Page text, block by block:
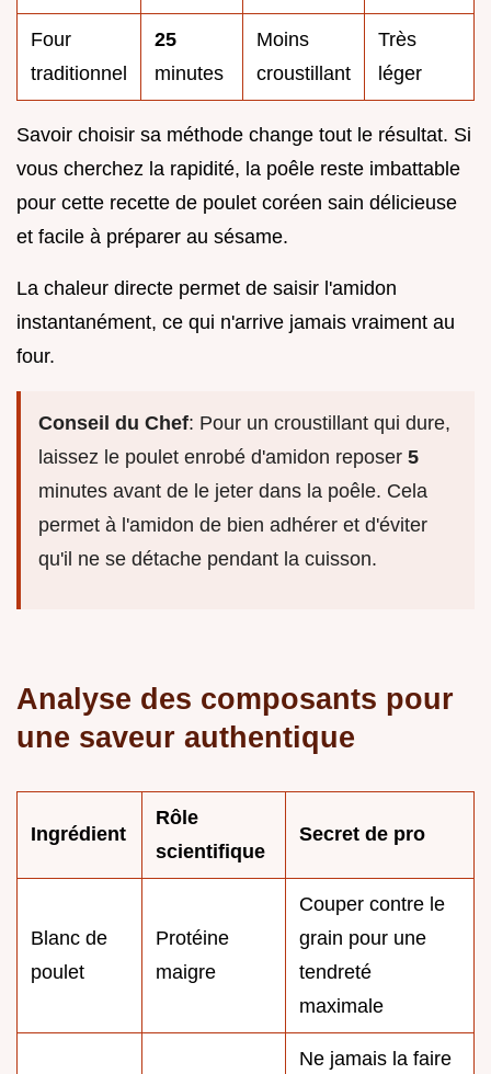
Four
traditionnel
25
minutes
Moins
croustillant
Très
léger
Savoir choisir sa méthode change tout le résultat. Si
vous cherchez la rapidité, la poêle reste imbattable
pour cette recette de poulet coréen sain délicieuse
et facile à préparer au sésame.
La chaleur directe permet de saisir l'amidon
instantanément, ce qui n'arrive jamais vraiment au
four.
Conseil du Chef: Pour un croustillant qui dure,
laissez le poulet enrobé d'amidon reposer 5
minutes avant de le jeter dans la poêle. Cela
permet à l'amidon de bien adhérer et d'éviter
qu'il ne se détache pendant la cuisson.
Analyse des composants pour
une saveur authentique
Ingrédient
Rôle
scientifique
Secret de pro
Blanc de
poulet
Protéine
maigre
Couper contre le
grain pour une
tendreté
maximale
Ne jamais la faire